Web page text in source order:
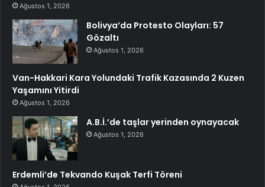
Ağustos 1, 2026
Bolivya’da Protesto Olayları: 57
Gözaltı
Ağustos 1, 2026
Van-Hakkari Kara Yolundaki Trafik Kazasında 2 Kuzen
Yaşamını Yitirdi
Ağustos 1, 2026
A.B.İ.’de taşlar yerinden oynayacak
Ağustos 1, 2026
Erdemli’de Tekvando Kuşak Terfi Töreni